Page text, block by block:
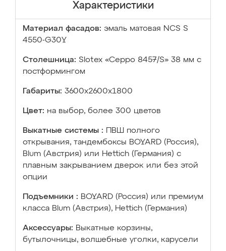
Характеристики
Материал фасадов: эмаль матовая NCS S
4550-G30Y
Столешница: Slotex «Серро 8457/S» 38 мм с
постформингом
Габариты: 3600х2600х1800
Цвет: на выбор, более 300 цветов
Выкатные системы :
ПВШ полного
открывания, тандембоксы BOYARD (Россия),
Blum (Австрия) или Hettich (Германия) с
плавным закрыванием дверок или без этой
опции
Подъемники : BOYARD (Россия) или премиум
класса Blum (Австрия), Hettich (Германия)
Аксессуары: Выкатные корзины,
бутылочницы, волшебные уголки, карусели